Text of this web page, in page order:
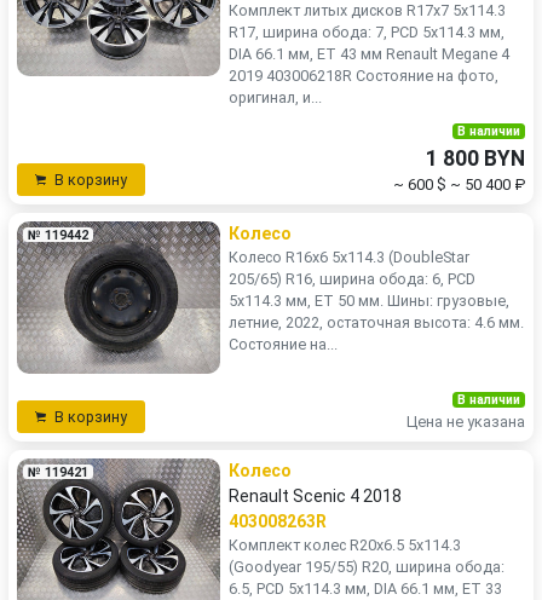
Комплект литых дисков R17x7 5x114.3
R17, ширина обода: 7, PCD 5x114.3 мм,
DIA 66.1 мм, ET 43 мм Renault Megane 4
2019 403006218R Состояние на фото,
оригинал, и...
В корзину
В наличии
1 800 BYN
~ 600 $ ~ 50 400 ₽
№ 119442 Колесо
Колесо R16x6 5x114.3 (DoubleStar
205/65) R16, ширина обода: 6, PCD
5x114.3 мм, ET 50 мм. Шины: грузовые,
летние, 2022, остаточная высота: 4.6 мм.
Состояние на...
В корзину
В наличии
Цена не указана
№ 119421
Колесо
Renault Scenic 4 2018
403008263R
Комплект колес R20x6.5 5x114.3
(Goodyear 195/55) R20, ширина обода:
6.5, PCD 5x114.3 мм, DIA 66.1 мм, ET 33